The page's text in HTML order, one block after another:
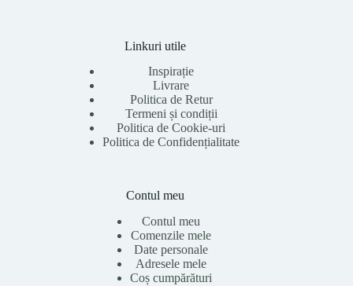
Linkuri utile
Inspirație
Livrare
Politica de Retur
Termeni și condiții
Politica de Cookie-uri
Politica de Confidențialitate
Contul meu
Contul meu
Comenzile mele
Date personale
Adresele mele
Coș cumpărături